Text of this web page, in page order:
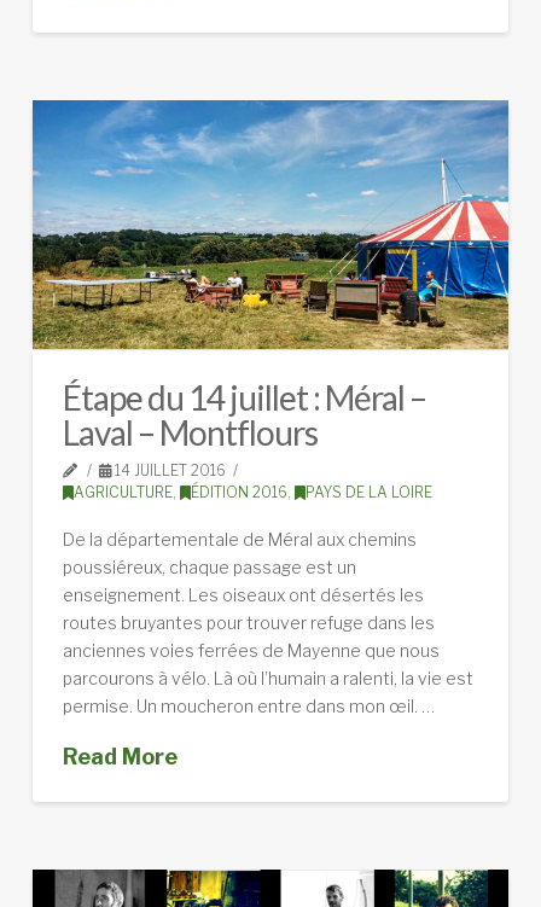
Étape du 14 juillet : Méral –
Laval – Montflours
14 JUILLET 2016
AGRICULTURE, ÉDITION 2016, PAYS DE LA LOIRE
De la départementale de Méral aux chemins
poussiéreux, chaque passage est un
enseignement. Les oiseaux ont désertés les
routes bruyantes pour trouver refuge dans les
anciennes voies ferrées de Mayenne que nous
parcourons à vélo. Là où l’humain a ralenti, la vie est
permise. Un moucheron entre dans mon œil. …
Read More